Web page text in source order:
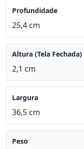
Profundidade
25,4 cm
Altura (Tela Fechada)
2,1 cm
Largura
36,5 cm
Peso